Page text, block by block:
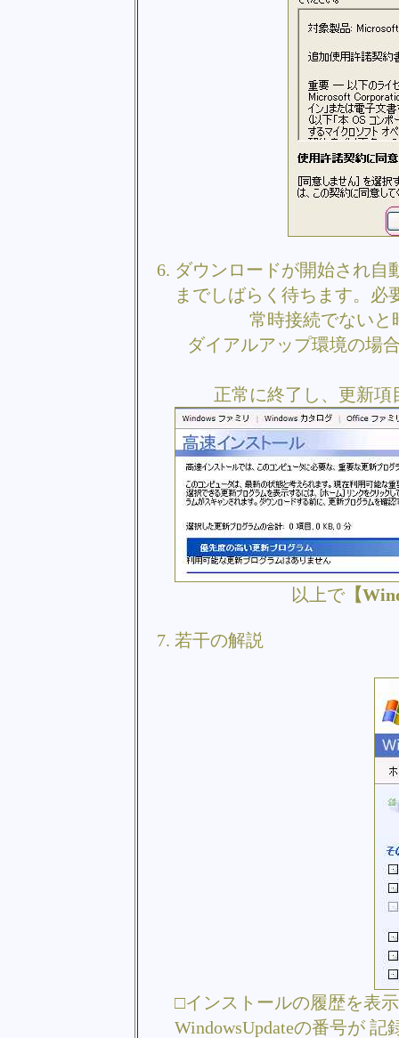
ダウンロードが開始され自
までしばらく待ちます。必
常時接続でないと
ダイアルアップ環境の場
正常に終了し、更新
以上で【
若干の解説
□インストールの履歴を表
WindowsUpdateの番号が 記